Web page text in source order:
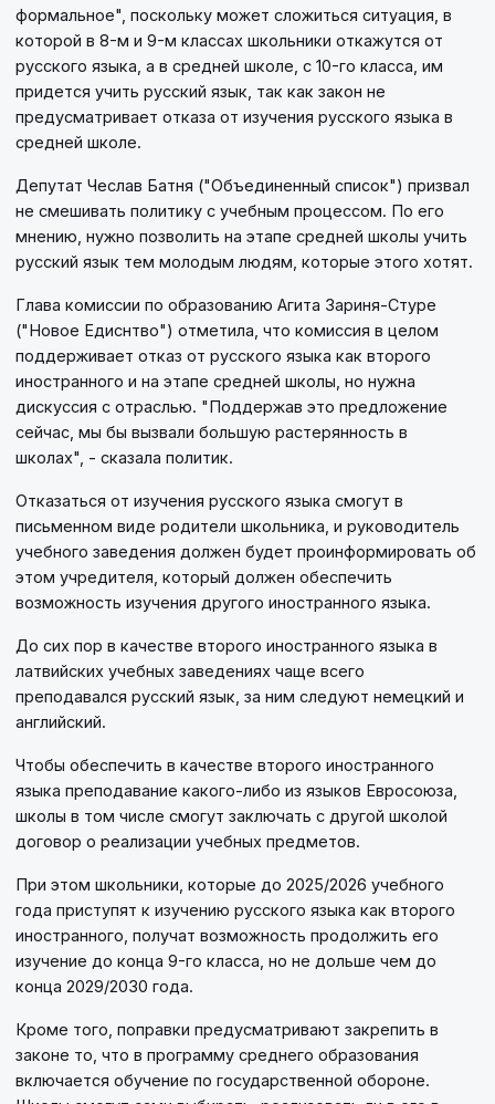
формальное", поскольку может сложиться ситуация, в
которой в 8-м и 9-м классах школьники откажутся от
русского языка, а в средней школе, с 10-го класса, им
придется учить русский язык, так как закон не
предусматривает отказа от изучения русского языка в
средней школе.
Депутат Чеслав Батня ("Объединенный список") призвал
не смешивать политику с учебным процессом. По его
мнению, нужно позволить на этапе средней школы учить
русский язык тем молодым людям, которые этого хотят.
Глава комиссии по образованию Агита Зариня-Стуре
("Новое Едиснтво") отметила, что комиссия в целом
поддерживает отказ от русского языка как второго
иностранного и на этапе средней школы, но нужна
дискуссия с отраслью. "Поддержав это предложение
сейчас, мы бы вызвали большую растерянность в
школах", - сказала политик.
Отказаться от изучения русского языка смогут в
письменном виде родители школьника, и руководитель
учебного заведения должен будет проинформировать об
этом учредителя, который должен обеспечить
возможность изучения другого иностранного языка.
До сих пор в качестве второго иностранного языка в
латвийских учебных заведениях чаще всего
преподавался русский язык, за ним следуют немецкий и
английский.
Чтобы обеспечить в качестве второго иностранного
языка преподавание какого-либо из языков Евросоюза,
школы в том числе смогут заключать с другой школой
договор о реализации учебных предметов.
При этом школьники, которые до 2025/2026 учебного
года приступят к изучению русского языка как второго
иностранного, получат возможность продолжить его
изучение до конца 9-го класса, но не дольше чем до
конца 2029/2030 года.
Кроме того, поправки предусматривают закрепить в
законе то, что в программу среднего образования
включается обучение по государственной обороне.